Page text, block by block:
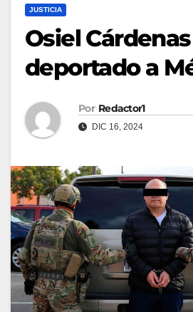
JUSTICIA
Osiel
deportado a
Por Redactor1
DIC 16, 2024